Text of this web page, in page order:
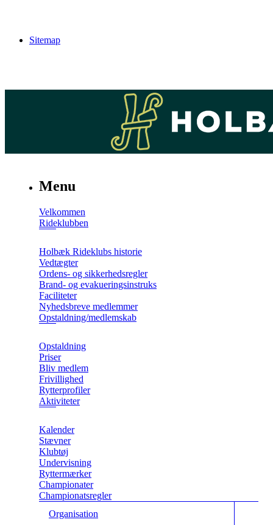
Sitemap
Menu
Velkommen
Rideklubben
Holbæk Rideklubs historie
Vedtægter
Ordens- og sikkerhedsregler
Brand- og evakueringsinstruks
Faciliteter
Nyhedsbreve medlemmer
Opstaldning/medlemskab
Opstaldning
Priser
Bliv medlem
Frivillighed
Rytterprofiler
Aktiviteter
Kalender
Stævner
Klubtøj
Undervisning
Ryttermærker
Championater
Championatsregler
Organisation